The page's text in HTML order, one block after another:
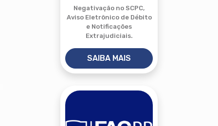
Negativação no SCPC,
Aviso Eletrônico de Débito
e Notificações
Extrajudiciais.
SAIBA MAIS